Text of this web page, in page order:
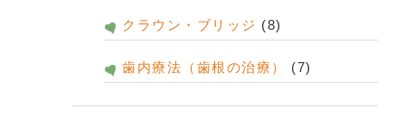
クラウン・ブリッジ (8)
歯内療法（歯根の治療） (7)